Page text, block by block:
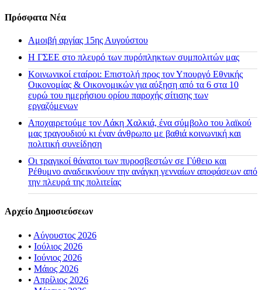
Πρόσφατα Νέα
Αμοιβή αργίας 15ης Αυγούστου
H ΓΣΕΕ στο πλευρό των πυρόπληκτων συμπολιτών μας
Κοινωνικοί εταίροι: Επιστολή προς τον Υπουργό Εθνικής
Οικονομίας & Οικονομικών για αύξηση από τα 6 στα 10
ευρώ του ημερήσιου ορίου παροχής σίτισης των
εργαζόμενων
Αποχαιρετούμε τον Λάκη Χαλκιά, ένα σύμβολο του λαϊκού
μας τραγουδιού κι έναν άνθρωπο με βαθιά κοινωνική και
πολιτική συνείδηση
Οι τραγικοί θάνατοι των πυροσβεστών σε Γύθειο και
Ρέθυμνο αναδεικνύουν την ανάγκη γενναίων αποφάσεων από
την πλευρά της πολιτείας
Αρχείο Δημοσιεύσεων
• Αύγουστος 2026
• Ιούλιος 2026
• Ιούνιος 2026
• Μάιος 2026
• Απρίλιος 2026